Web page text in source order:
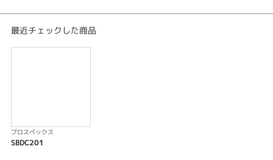
日差＋25秒～－15秒
最大巻上時約72時間持続
24石
最近チェックした商品
プロスペックス
SBDC201